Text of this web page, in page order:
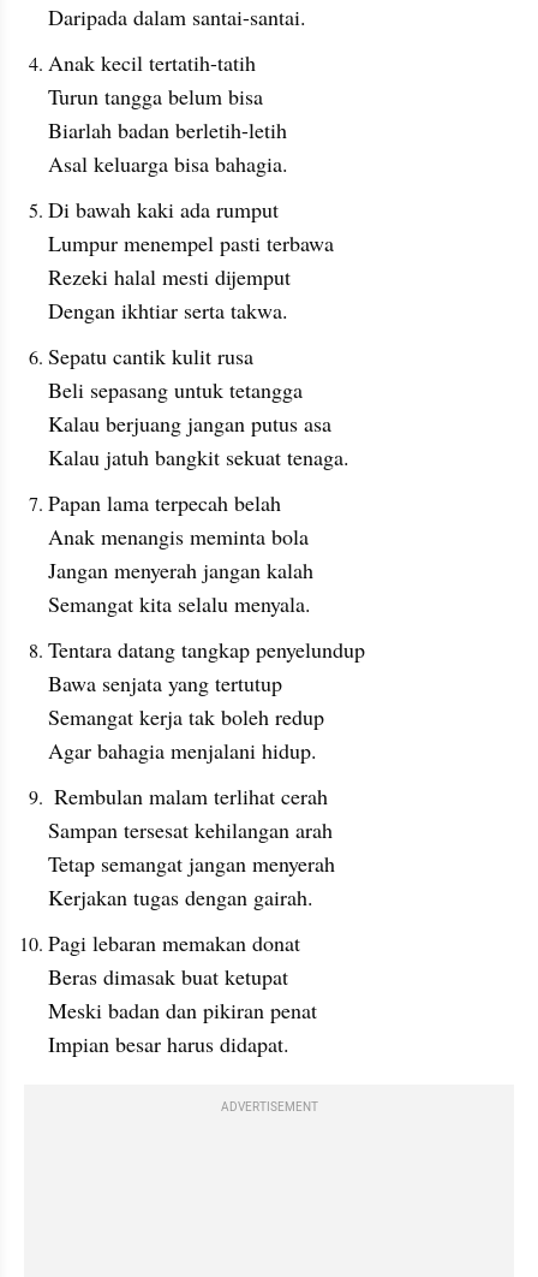
Daripada dalam santai-santai.
Anak kecil tertatih-tatih
Turun tangga belum bisa
Biarlah badan berletih-letih
Asal keluarga bisa bahagia.
Di bawah kaki ada rumput
Lumpur menempel pasti terbawa
Rezeki halal mesti dijemput
Dengan ikhtiar serta takwa.
Sepatu cantik kulit rusa
Beli sepasang untuk tetangga
Kalau berjuang jangan putus asa
Kalau jatuh bangkit sekuat tenaga.
Papan lama terpecah belah
Anak menangis meminta bola
Jangan menyerah jangan kalah
Semangat kita selalu menyala.
Tentara datang tangkap penyelundup
Bawa senjata yang tertutup
Semangat kerja tak boleh redup
Agar bahagia menjalani hidup.
Rembulan malam terlihat cerah
Sampan tersesat kehilangan arah
Tetap semangat jangan menyerah
Kerjakan tugas dengan gairah.
Pagi lebaran memakan donat
Beras dimasak buat ketupat
Meski badan dan pikiran penat
Impian besar harus didapat.
ADVERTISEMENT